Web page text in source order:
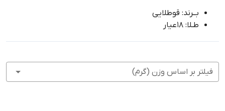
بــرند: قوطلایی
طـلا: 18عیار
فیلتر بر اساس وزن (گرم)